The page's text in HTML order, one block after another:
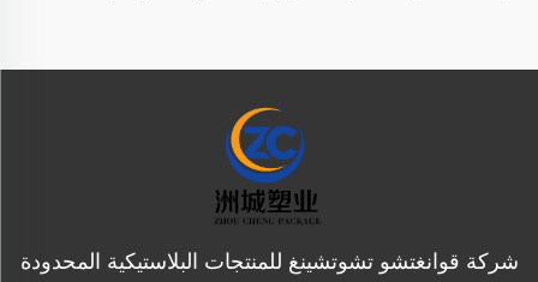
شركة قوانغتشو تشوتشينغ للمنتجات البلاستيكية المحدودة